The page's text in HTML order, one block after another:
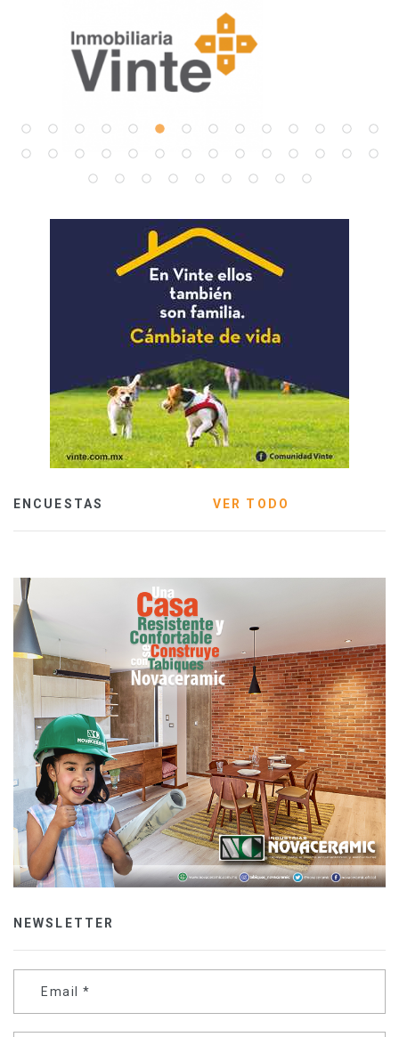
ENCUESTAS VER TODO
NEWSLETTER
Email *